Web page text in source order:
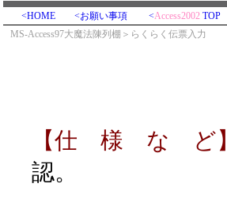
<HOME <お願い事項 <Access2002 TOP
MS-Access97大魔法陳列棚＞らくらく伝票入力
【仕 様 な ど】
認。